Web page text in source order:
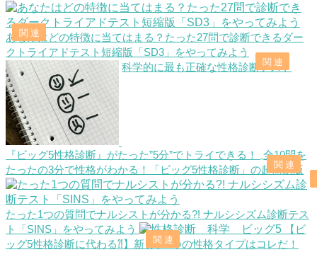
あなたはどの特徴に当てはまる？たった27問で診断できるダー
クトライアドテスト短縮版「SD3」をやってみよう
科学的に最も正確な性格診断テスト
『ビッグ5性格診断』がたった”5分”でトライできる！
全10問を
たったの3分で性格がわかる！「ビッグ5性格診断」の超簡易版
たった1つの質問でナルシストが分かる?! ナルシシズム診断テス
ト「SINS」をやってみよう
【ビ
ッグ5性格診断に代わる⁈】新しい4つの性格タイプはコレだ！